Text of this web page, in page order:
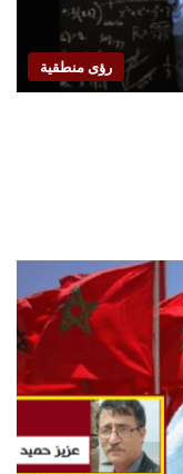
رؤى منطقية